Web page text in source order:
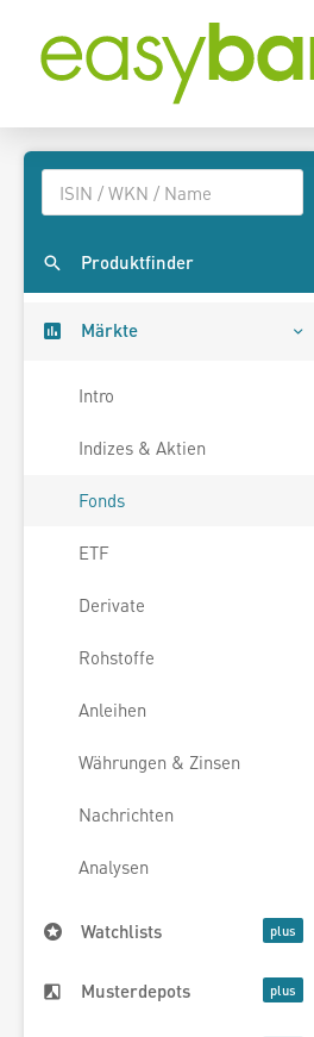
Produktfinder
Märkte
Intro
Indizes & Aktien
Fonds
ETF
Derivate
Rohstoffe
Anleihen
Währungen & Zinsen
Nachrichten
Analysen
Watchlists
Musterdepots